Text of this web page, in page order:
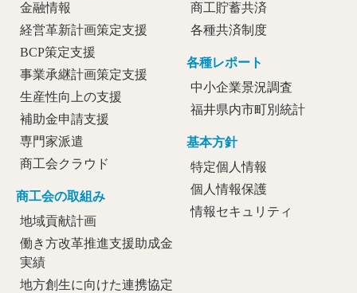
金融情報
経営革新計画策定支援
BCP策定支援
事業承継計画策定支援
生産性向上の支援
補助金申請支援
専門家派遣
商工会クラウド
商工会の取組み
地域貢献計画
働き方改革推進支援助成金
実績
地方創生に向けた連携協定
商工貯蓄共済
各種共済制度
各種レポート
中小企業景況調査
福井県内市町別統計
基本方針
特定個人情報
個人情報保護
情報セキュリティ